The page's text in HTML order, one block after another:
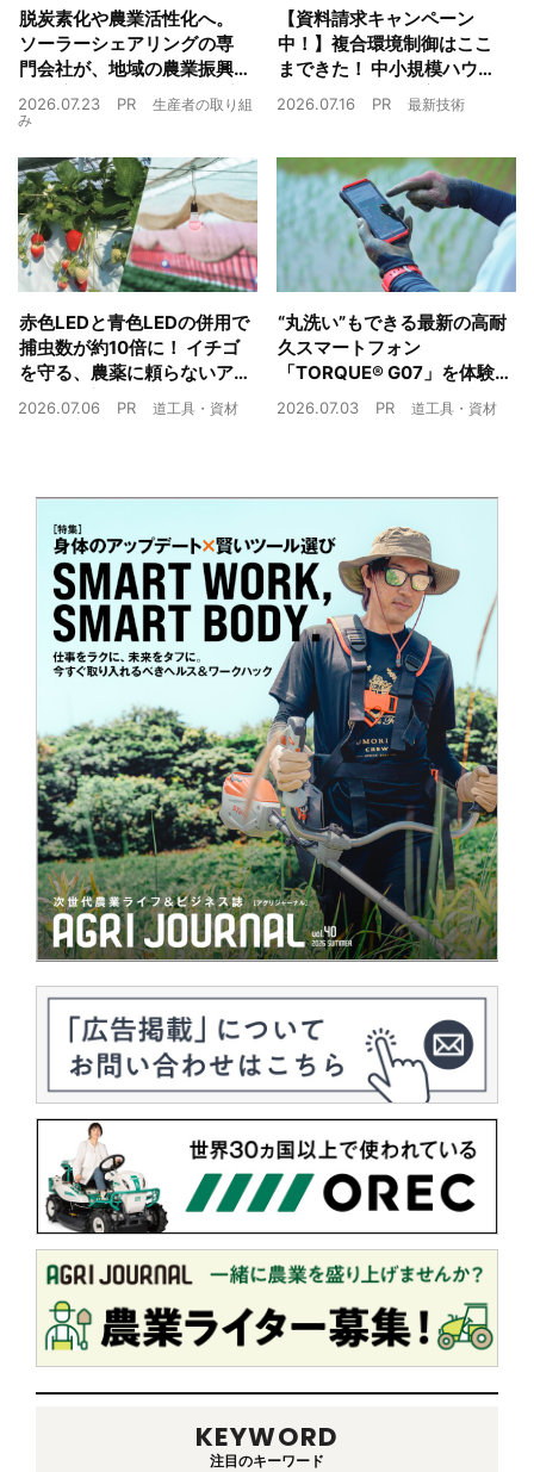
脱炭素化や農業活性化へ。
ソーラーシェアリングの専
門会社が、地域の農業振興
や経済循環をワンストップ
でサポート
2026.07.23 PR
生産者の取り組
み
【資料請求キャンペーン
中！】複合環境制御はここ
まできた！ 中小規模ハウス
でも検討しやすい高コスパ
複合環境制御装置が誕生
2026.07.16 PR 最新技術
赤色LEDと青色LEDの併用で
捕虫数が約10倍に！ イチゴ
を守る、農薬に頼らないア
ザミウマ対策
2026.07.06 PR 道工具・資材
“丸洗い”もできる最新の高耐
久スマートフォン
「TORQUE® G07」を体験
農業現場の“スマホの弱点”を
2026.07.03 PR 道工具・資材
KEYWORD
注目のキーワード